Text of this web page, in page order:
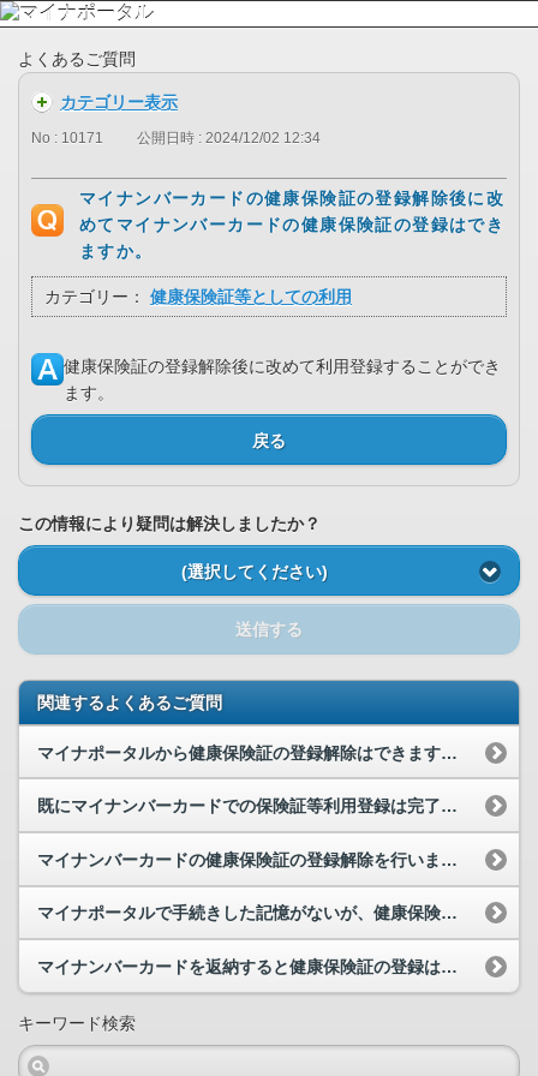
よくあるご質問
カテゴリー表示
No : 10171 公開日時 : 2024/12/02 12:34
マイナンバーカードの健康保険証の登録解除後に改
めてマイナンバーカードの健康保険証の登録はでき
ますか。
カテゴリー： 健康保険証等としての利用
健康保険証の登録解除後に改めて利用登録することができ
ます。
戻る
この情報により疑問は解決しましたか？
(選択してください)
送信する
関連するよくあるご質問
マイナポータルから健康保険証の登録解除はできますか。
既にマイナンバーカードでの保険証等利用登録は完了していますが、就職や転職、退職等により、健康保...
マイナンバーカードの健康保険証の登録解除を行いましたが、「健康保険証」ページの「利用登録状況」...
マイナポータルで手続きした記憶がないが、健康保険証等利用登録がされていました。なぜでしょうか。
マイナンバーカードを返納すると健康保険証の登録は自動で解除されますか。
キーワード検索